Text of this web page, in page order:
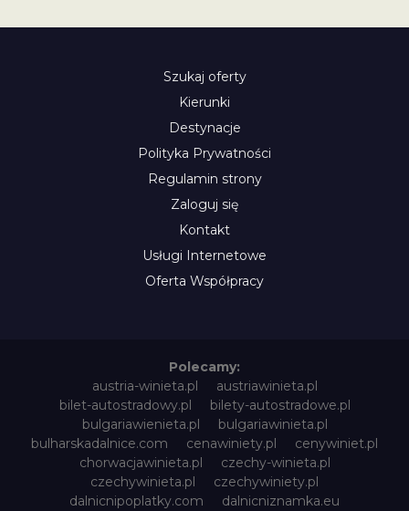
Szukaj oferty
Kierunki
Destynacje
Polityka Prywatności
Regulamin strony
Zaloguj się
Kontakt
Usługi Internetowe
Oferta Współpracy
Polecamy:
austria-winieta.pl
austriawinieta.pl
bilet-autostradowy.pl
bilety-autostradowe.pl
bulgariawienieta.pl
bulgariawinieta.pl
bulharskadalnice.com
cenawiniety.pl
cenywiniet.pl
chorwacjawinieta.pl
czechy-winieta.pl
czechywinieta.pl
czechywiniety.pl
dalnicnipoplatky.com
dalnicniznamka.eu